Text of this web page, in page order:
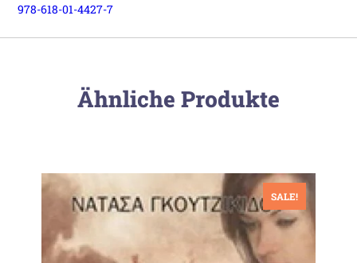
978-618-01-4427-7
Ähnliche Produkte
SALE!